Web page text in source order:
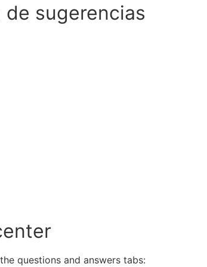
de sugerencias
questions and answers tabs: